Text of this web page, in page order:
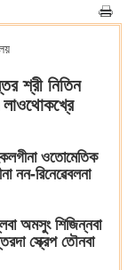
শ্রী নিতিন
লাওথোকখ্রে
ওতোমেতিক
নন-রিনেৱেবলনা
অমসুং শিজিন্নবা
স্ক্রেপ তৌনবা